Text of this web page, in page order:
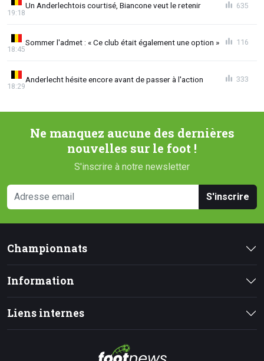
Un Anderlechtois courtisé, Biancone veut le retenir
19:18
635
Sommer l'admet : « Ce club était également une option »
18:45
116
Anderlecht hésite encore avant de passer à l'action
18:29
333
Ne manquez aucune des dernières
nouvelles sur le foot !
S'inscrire à notre newsletter
S'inscrire
Championnats
Information
Liens internes